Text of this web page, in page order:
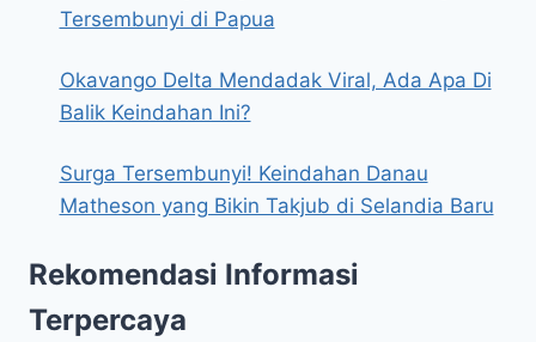
Tersembunyi di Papua
Okavango Delta Mendadak Viral, Ada Apa Di
Balik Keindahan Ini?
Surga Tersembunyi! Keindahan Danau
Matheson yang Bikin Takjub di Selandia Baru
Rekomendasi Informasi
Terpercaya